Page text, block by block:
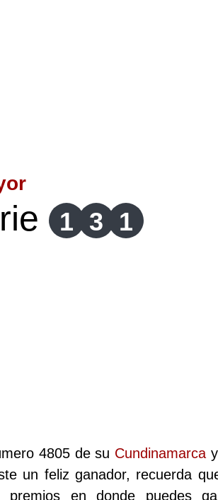
1 3 1
4805 de su Cundinamarca
un feliz ganador, recuerda
en donde puedes